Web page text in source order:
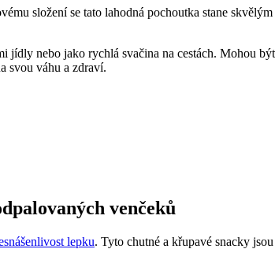
složení se tato lahodná pochoutka stane
nebo jako rychlá svačina na cestách. Mohou
svou váhu a zdraví.
venčeků
lepku. Tyto chutné a křupavé snacky